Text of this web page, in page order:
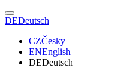
DEDeutsch
CZČesky
ENEnglish
DEDeutsch